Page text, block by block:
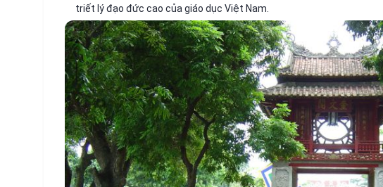
triết lý đạo đức cao của giáo dục Việt Nam.